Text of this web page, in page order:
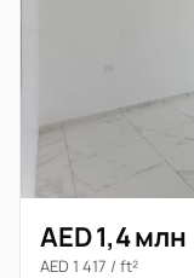
AED 1,4 млн
AED 1 417 / ft²